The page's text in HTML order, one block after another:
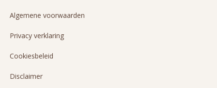
Algemene voorwaarden
Privacy verklaring
Cookiesbeleid
Disclaimer